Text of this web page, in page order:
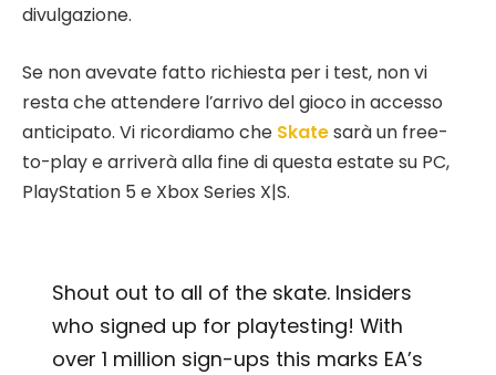
divulgazione.
Se non avevate fatto richiesta per i test, non vi
resta che attendere l’arrivo del gioco in accesso
anticipato. Vi ricordiamo che Skatesarà un free-
to-play e arriverà alla fine di questa estate su PC,
PlayStation 5 e Xbox Series X|S.
Shout out to all of the skate. Insiders
who signed up for playtesting! With
over 1 million sign-ups this marks EA’s